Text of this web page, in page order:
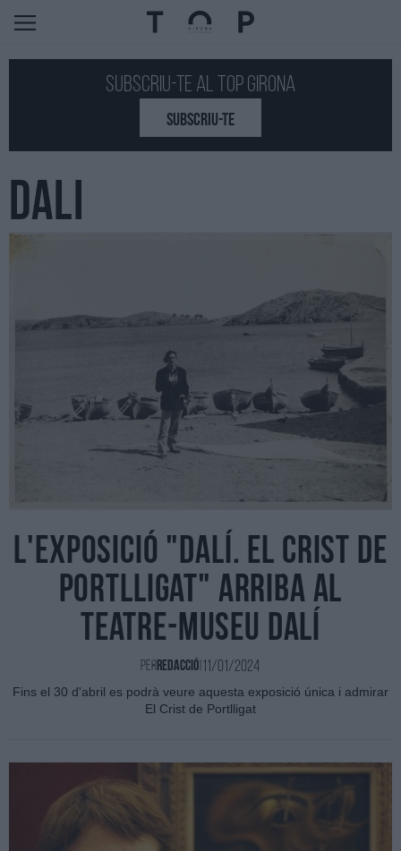
Subscriu-te al Top GIRONA
SUBSCRIU-TE
DALI
L'exposició "Dalí. El Crist de
Portlligat" arriba al
Teatre-Museu Dalí
PerRedacció 11/01/2024
Fins el 30 d'abril es podrà veure aquesta exposició única i admirar
El Crist de Portlligat